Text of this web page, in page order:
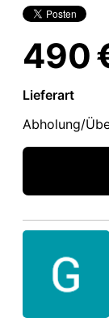
490
Lieferart
Abholung/